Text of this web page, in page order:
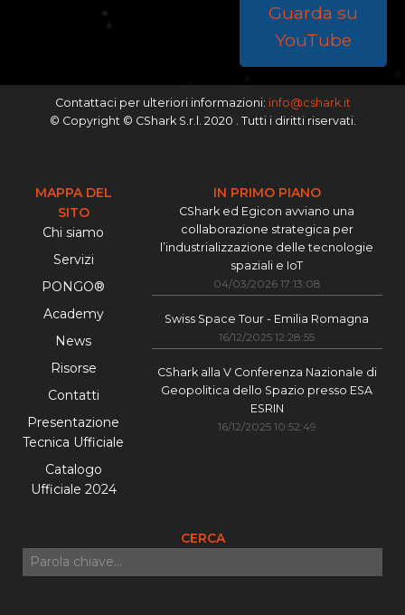
Guarda su
YouTube
Contattaci per ulteriori informazioni: info@cshark.it
© Copyright © CShark S.r.l. 2020 . Tutti i diritti riservati.
MAPPA DEL
SITO
Chi siamo
Servizi
PONGO®
Academy
News
Risorse
Contatti
Presentazione
Tecnica Ufficiale
Catalogo
Ufficiale 2024
IN PRIMO PIANO
CShark ed Egicon avviano una
collaborazione strategica per
l’industrializzazione delle tecnologie
spaziali e IoT
04/03/2026 17:13:08
Swiss Space Tour - Emilia Romagna
16/12/2025 12:28:55
CShark alla V Conferenza Nazionale di
Geopolitica dello Spazio presso ESA
ESRIN
16/12/2025 10:52:49
CERCA